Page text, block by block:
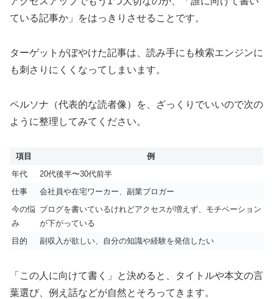
ている記事か」をはっきりさせることです。
ターゲットがぼやけた記事は、読み手にも検索エンジンに
も刺さりにくくなってしまいます。
ペルソナ（代表的な読者像）を、ざっくりでいいので次の
ように整理してみてください。
項目
例
年代
20代後半〜30代前半
仕事
会社員や在宅ワーカー、副業ブロガー
今の悩
み
ブログを書いているけれどアクセスが増えず、モチベーション
が下がっている
目的
副収入が欲しい、自分の知識や経験を発信したい
「この人に向けて書く」と決めると、タイトルや本文の言
葉選び、例え話などが自然とそろってきます。